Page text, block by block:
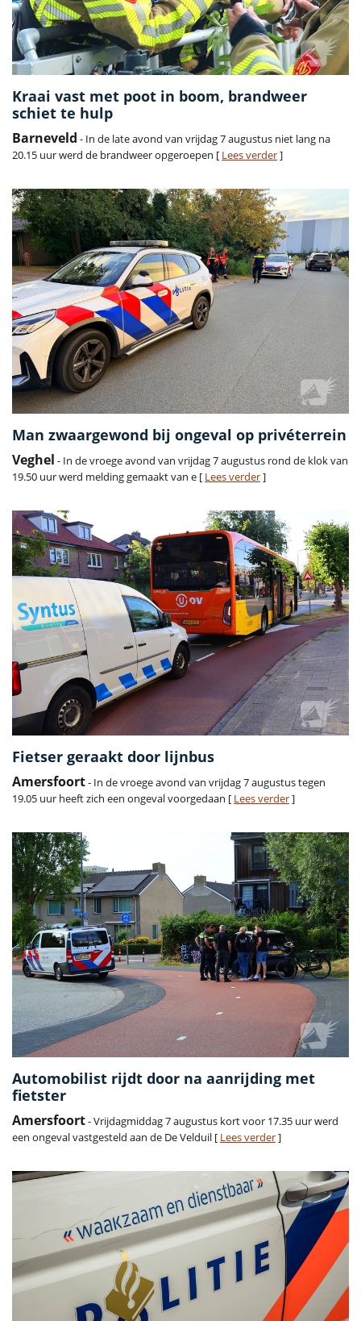
Kraai vast met poot in boom, brandweer
schiet te hulp
Barneveld - In de late avond van vrijdag 7 augustus niet lang na
20.15 uur werd de brandweer opgeroepen [ Lees verder]
Man zwaargewond bij ongeval op privéterrein
Veghel - In de vroege avond van vrijdag 7 augustus rond de klok van
19.50 uur werd melding gemaakt van e [ Lees verder]
Fietser geraakt door lijnbus
Amersfoort- In de vroege avond van vrijdag 7 augustus tegen
19.05 uur heeft zich een ongeval voorgedaan [ Lees verder]
Automobilist rijdt door na aanrijding met
fietster
Amersfoort- Vrijdagmiddag 7 augustus kort voor 17.35 uur werd
een ongeval vastgesteld aan de De Velduil [ Lees verder]